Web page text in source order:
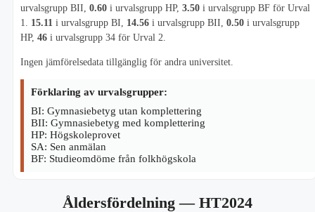
urvalsgrupp BII, 0.60 i urvalsgrupp HP, 3.50 i urvalsgrupp BF för Urval
1. 15.11 i urvalsgrupp BI, 14.56 i urvalsgrupp BII, 0.50 i urvalsgrupp
HP, 46 i urvalsgrupp 34 för Urval 2.
Ingen jämförelsedata tillgänglig för andra universitet.
Förklaring av urvalsgrupper:
BI: Gymnasiebetyg utan komplettering
BII: Gymnasiebetyg med komplettering
HP: Högskoleprovet
SA: Sen anmälan
BF: Studieomdöme från folkhögskola
Åldersfördelning— HT2024